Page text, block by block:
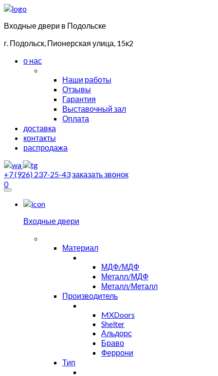
Входные двери в Подольске
г. Подольск, Пионерская улица, 15к2
о нас
Наши работы
Отзывы
Гарантия
Выставочный зал
Оплата
доставка
контакты
распродажа
+7 (926) 237-25-43заказать звонок
0
Входные двери
Материал
МДФ/МДФ
Металл/МДФ
Металл/Металл
Производитель
MXDoors
Shelter
Альдорс
Браво
Феррони
Тип